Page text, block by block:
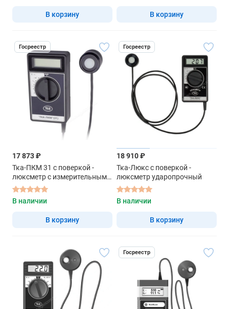
В корзину В корзину
Госреестр
17 873 ₽
Тка-ПКМ 31 с поверкой -
люксметр с измерительным
датчиком
В наличии
В корзину
Госреестр
18 910 ₽
Тка-Люкс с поверкой -
люксметр ударопрочный
В наличии
В корзину
Госреестр